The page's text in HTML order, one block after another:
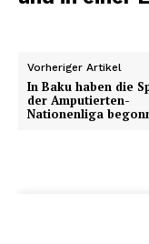
Vorheriger Artikel
In Baku haben die
der Amputierten-
Nationenliga